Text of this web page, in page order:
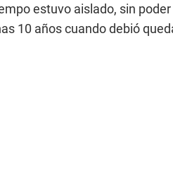
estuvo aislado, sin
10 años cuando debió